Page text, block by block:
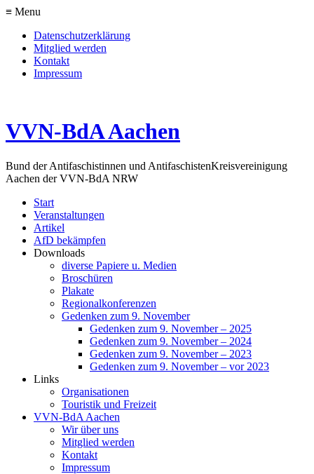
≡ Menu
Datenschutzerklärung
Mitglied werden
Kontakt
Impressum
VVN-BdA Aachen
Bund der Antifaschistinnen und AntifaschistenKreisvereinigung
Aachen der VVN-BdA NRW
Start
Veranstaltungen
Artikel
AfD bekämpfen
Downloads
diverse Papiere u. Medien
Broschüren
Plakate
Regionalkonferenzen
Gedenken zum 9. November
Gedenken zum 9. November – 2025
Gedenken zum 9. November – 2024
Gedenken zum 9. November – 2023
Gedenken zum 9. November – vor 2023
Links
Organisationen
Touristik und Freizeit
VVN-BdA Aachen
Wir über uns
Mitglied werden
Kontakt
Impressum